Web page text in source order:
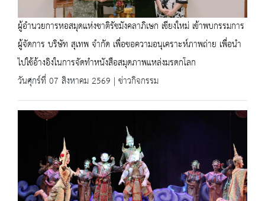
ผู้อำนวยการหอสมุดแห่งชาติรัชมังคลาภิเษก เชียงใหม่ เข้าพบกรรมการ
ผู้จัดการ บริษัท สุเทพ จำกัด เพื่อขอความอนุเคราะห์ภาพถ่าย เพื่อนำ
ไปใช้อ้างอิงในการจัดทำหนังสือสมุดภาพแหล่งมรดกโลก
วันศุกร์ที่ 07 สิงหาคม 2569 | ข่าวกิจกรรม